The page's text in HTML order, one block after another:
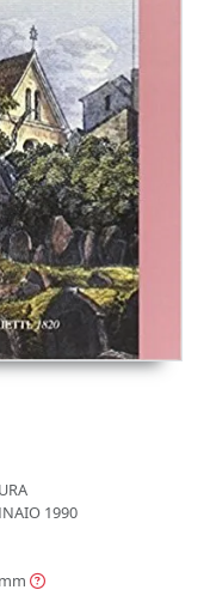
1990
mm